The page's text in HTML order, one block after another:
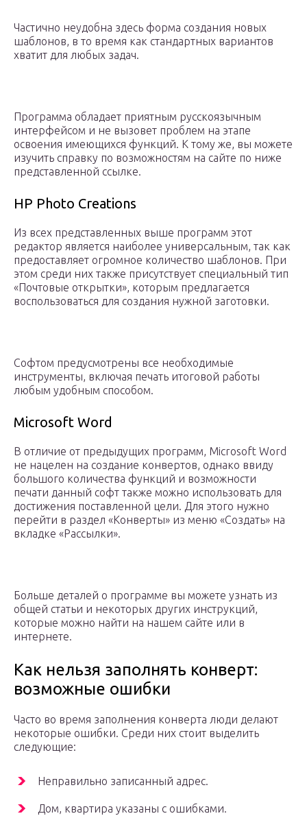
Частично неудобна здесь форма создания новых
шаблонов, в то время как стандартных вариантов
хватит для любых задач.
Программа обладает приятным русскоязычным
интерфейсом и не вызовет проблем на этапе
освоения имеющихся функций. К тому же, вы можете
изучить справку по возможностям на сайте по ниже
представленной ссылке.
HP Photo Creations
Из всех представленных выше программ этот
редактор является наиболее универсальным, так как
предоставляет огромное количество шаблонов. При
этом среди них также присутствует специальный тип
«Почтовые открытки», которым предлагается
воспользоваться для создания нужной заготовки.
Софтом предусмотрены все необходимые
инструменты, включая печать итоговой работы
любым удобным способом.
Microsoft Word
В отличие от предыдущих программ, Microsoft Word
не нацелен на создание конвертов, однако ввиду
большого количества функций и возможности
печати данный софт также можно использовать для
достижения поставленной цели. Для этого нужно
перейти в раздел «Конверты» из меню «Создать» на
вкладке «Рассылки».
Больше деталей о программе вы можете узнать из
общей статьи и некоторых других инструкций,
которые можно найти на нашем сайте или в
интернете.
Как нельзя заполнять конверт:
возможные ошибки
Часто во время заполнения конверта люди делают
некоторые ошибки. Среди них стоит выделить
следующие:
Неправильно записанный адрес.
Дом, квартира указаны с ошибками.